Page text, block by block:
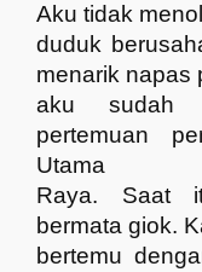
Aku tidak
duduk
menarik napas
aku sudah
pertemuan
Utama
Raya. Saat
bermata giok.
bertemu